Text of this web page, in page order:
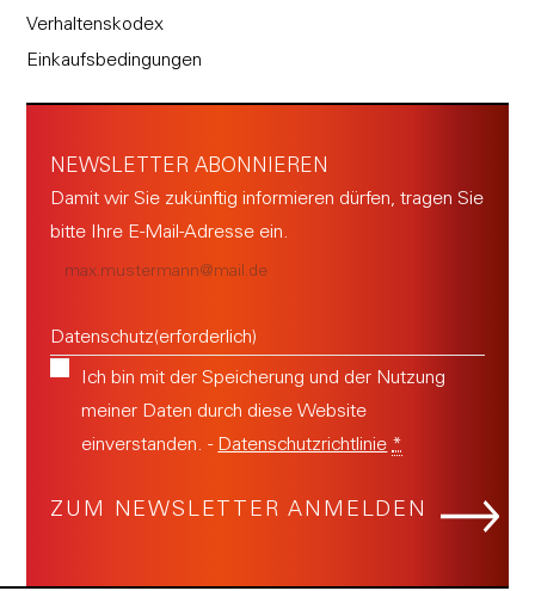
Verhaltenskodex
Einkaufsbedingungen
NEWSLETTER ABONNIEREN
Damit wir Sie zukünftig informieren dürfen, tragen Sie
bitte Ihre E-Mail-Adresse ein.
E-
Datenschutz(erforderlich)
Ich bin mit der Speicherung und der Nutzung
meiner Daten durch diese Website
einverstanden. - Datenschutzrichtlinie *